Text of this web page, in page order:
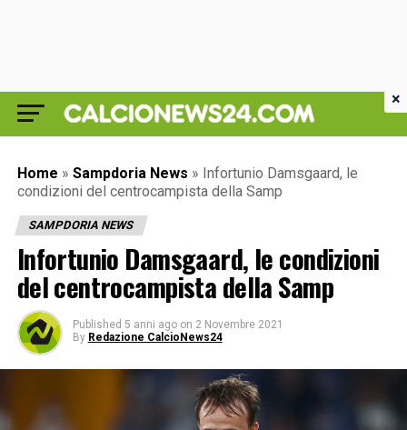
Home » Sampdoria News » Infortunio Damsgaard, le
condizioni del centrocampista della Samp
SAMPDORIA NEWS
Infortunio Damsgaard, le condizioni
del centrocampista della Samp
Published 5 anni ago on 2 Novembre 2021
By Redazione CalcioNews24
×